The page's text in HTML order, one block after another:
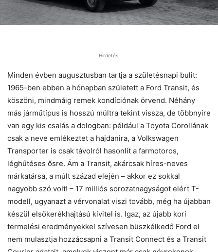
Hirdetés:
Minden évben augusztusban tartja a születésnapi bulit:
1965-ben ebben a hónapban született a Ford Transit, és
köszöni, mindmáig remek kondíciónak örvend. Néhány
más járműtípus is hosszú múltra tekint vissza, de többnyire
van egy kis csalás a dologban: például a Toyota Corollának
csak a neve emlékeztet a hajdanira, a Volkswagen
Transporter is csak távolról hasonlít a farmotoros,
léghűtéses ősre. Ám a Transit, akárcsak híres-neves
márkatársa, a múlt század elején – akkor ez sokkal
nagyobb szó volt! – 17 milliós sorozatnagyságot elért T-
modell, ugyanazt a vérvonalat viszi tovább, még ha újabban
készül elsőkerékhajtású kivitel is. Igaz, az újabb kori
termelési eredményekkel szívesen büszkélkedő Ford el
nem mulasztja hozzácsapni a Transit Connect és a Transit